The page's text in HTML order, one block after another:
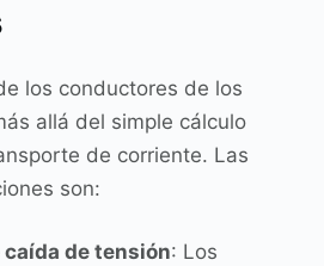
los conductores de los
allá del simple cálculo
de corriente. Las
son:
de tensión: Los